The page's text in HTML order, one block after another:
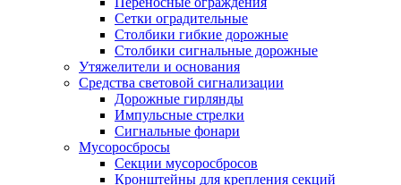
Сетки оградительные
Столбики гибкие дорожные
Столбики сигнальные дорожные
Утяжелители и основания
Средства световой сигнализации
Дорожные гирлянды
Импульсные стрелки
Сигнальные фонари
Мусоросбросы
Секции мусоросбросов
Кронштейны для крепления секций